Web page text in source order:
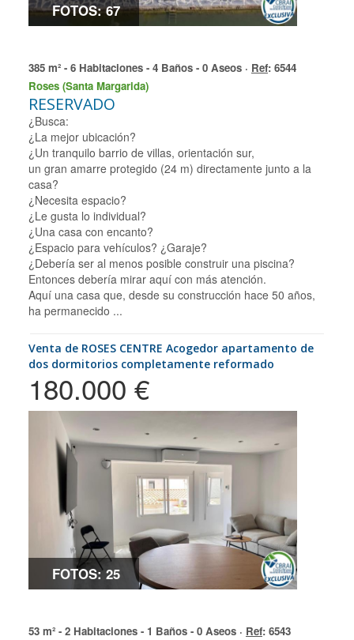
FOTOS: 67
385 m² - 6 Habitaciones - 4 Baños - 0 Aseos · Ref: 6544
Roses (Santa Margarida)
RESERVADO
¿Busca:
¿La mejor ubicación?
¿Un tranquilo barrio de villas, orientación sur,
un gran amarre protegido (24 m) directamente junto a la
casa?
¿Necesita espacio?
¿Le gusta lo individual?
¿Una casa con encanto?
¿Espacio para vehículos? ¿Garaje?
¿Debería ser al menos posible construir una piscina?
Entonces debería mirar aquí con más atención.
Aquí una casa que, desde su construcción hace 50 años,
ha permanecido ...
Venta de ROSES CENTRE Acogedor apartamento de
dos dormitorios completamente reformado
180.000 €
FOTOS: 25
53 m² - 2 Habitaciones - 1 Baños - 0 Aseos · Ref: 6543